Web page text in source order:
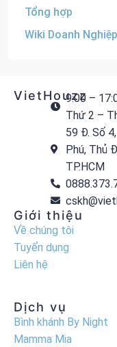
Tổng hợp
Wiki Doanh Nghiệp
VietHouzz
9:00 –
Thứ 2 –
59 Đ. Số
Phú, Thủ
TP.HCM
Giới thiệu
Về chúng tôi
Tuyển dụng
Liên hệ
Dịch vụ
Bình khánh By Night
Mamma Mia